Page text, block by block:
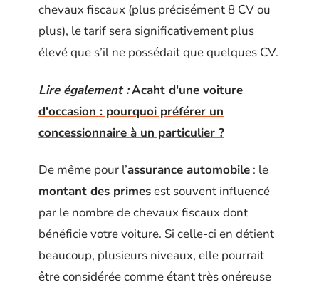
chevaux fiscaux (plus précisément 8 CV ou
plus), le tarif sera significativement plus
élevé que s’il ne possédait que quelques CV.
Lire également :Acaht d'une voiture
d'occasion : pourquoi préférer un
concessionnaire à un particulier ?
De même pour l’assurance automobile : le
montant des primesest souvent influencé
par le nombre de chevaux fiscaux dont
bénéficie votre voiture. Si celle-ci en détient
beaucoup, plusieurs niveaux, elle pourrait
être considérée comme étant très onéreuse